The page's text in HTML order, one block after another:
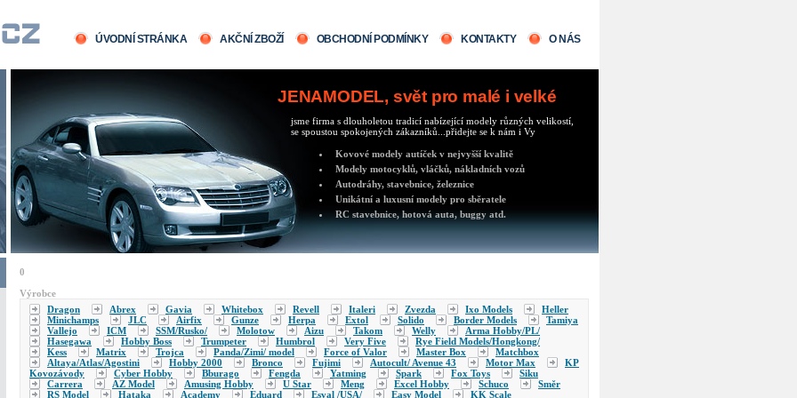
ÚVODNÍ STRÁNKA AKČNÍ ZBOŽÍ OBCHODNÍ PODMÍNKY KONTAKTY O NÁS
JENAMODEL, svět pro malé i velké
jsme firma s dlouholetou tradicí nabízející modely různých velikostí,
se spoustou spokojených zákazníků...přidejte se k nám i Vy
Kovové modely autíček v nejvyšší kvalitě
Modely motocyklů, vláčků, nákladních vozů
Autodráhy, stavebnice, železnice
Unikátní a luxusní modely pro sběratele
RC stavebnice, hotová auta, buggy atd.
0
Výrobce
Dragon
Abrex Gavia Whitebox Revell Italeri Zvezda Ixo Models
Heller
Minichamps
JLC Airfix Gunze Herpa Extol Solido Border Models
Tamiya
Vallejo
ICM SSM/Rusko/ Molotow Aizu Takom Welly
Arma Hobby/PL/
Hasegawa
Hobby Boss Trumpeter Humbrol Very Five
Rye Field Models/Hongkong/
Kess
Matrix Trojca Panda/Zimi/ model Force of Valor Master Box
Matchbox
Altaya/Atlas/Agostini
Hobby 2000 Bronco Fujimi Autocult/ Avenue 43 Motor Max
KP
Kovozávody
Cyber Hobby Bburago Fengda Yatming Spark Fox Toys
Siku
Carrera
AZ Model Amusing Hobby U Star Meng Excel Hobby Schuco
Směr
RS Model
Hataka Academy Eduard Esval /USA/ Easy Model KK Scale